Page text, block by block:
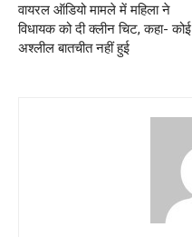
वायरल ऑडियो मामले में महिला ने
विधायक को दी क्लीन चिट, कहा- कोई
अश्लील बातचीत नहीं हुई